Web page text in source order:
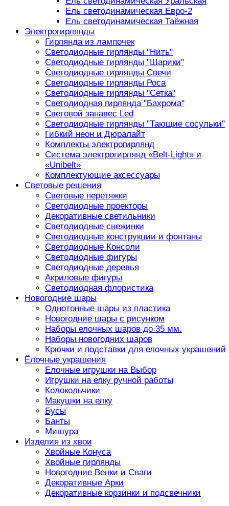
Ель светодинамическая Евро-2
Ель светодинамическая Таёжная
Электрогирлянды
Гирлянда из лампочек
Светодиодные гирлянды "Нить"
Светодиодные гирлянды "Шарики"
Светодиодные гирлянды Свечи
Светодиодные гирлянды Роса
Светодиодные гирлянды "Сетка"
Светодиодная гирлянда "Бахрома"
Световой занавес Led
Светодиодные гирлянды "Тающие сосульки"
Гибкий неон и Дюралайт
Комплекты электрогирлянд
Система электрогирлянд «Belt-Light» и
«Unibelt»
Комплектующие аксессуары
Световые решения
Световые перетяжки
Светодиодные проекторы
Декоративные светильники
Светодиодные снежинки
Светодиодные конструкции и фонтаны
Светодиодные Консоли
Светодиодные фигуры
Светодиодные деревья
Акриловые фигуры
Светодиодная флористика
Новогодние шары
Однотонные шары из пластика
Новогодние шары с рисунком
Наборы елочных шаров до 35 мм.
Наборы новогодних шаров
Крючки и подставки для елочных украшений
Ёлочные украшения
Елочные игрушки на Выбор
Игрушки на елку ручной работы
Колокольчики
Макушки на елку
Бусы
Банты
Мишура
Изделия из хвои
Хвойные Конуса
Хвойные гирлянды
Новогодние Венки и Сваги
Декоративные Арки
Декоративные корзинки и подсвечники